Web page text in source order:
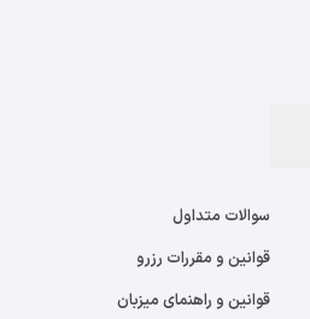
سوالات متداول
قوانین و مقررات رزرو
قوانین و راهنمای میزبان